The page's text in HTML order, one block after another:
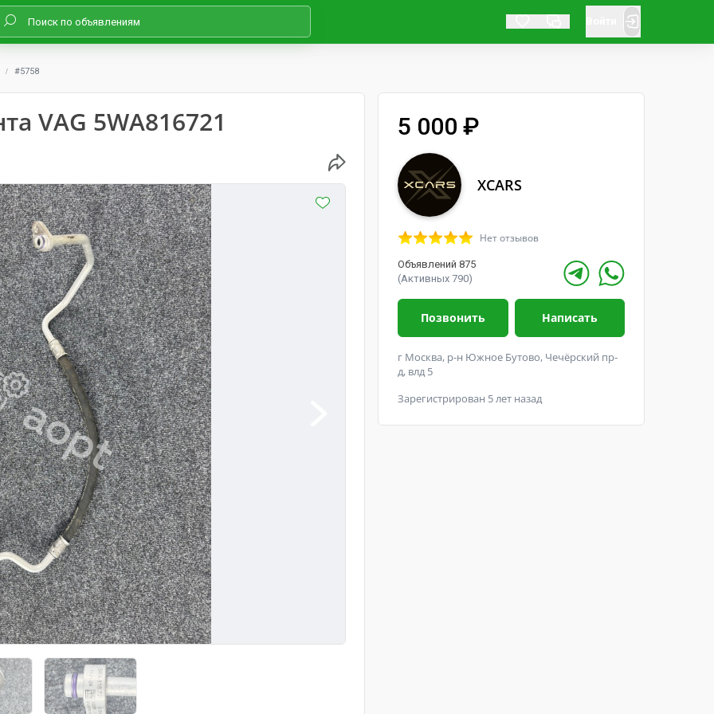
#5758
VAG 5WA816721 5 000 ₽
XCARS
Нет отзывов
Объявлений 875
(Активных 790)
Позвонить Написать
г Москва, р-н Южное Бутово, Чечёрский пр-
д, влд 5
Зарегистрирован 5 лет назад